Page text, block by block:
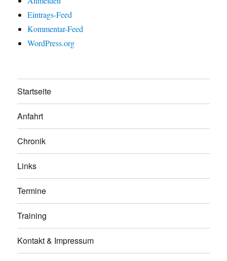
Eintrags-Feed
Kommentar-Feed
WordPress.org
Startseite
Anfahrt
Chronik
Links
Termine
Training
Kontakt & Impressum